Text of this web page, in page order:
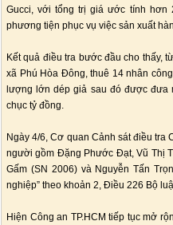
Gucci, với tổng trị giá ước tính hơn
phương tiện phục vụ việc sản xuất
Kết quả điều tra bước đầu cho thấy,
xã Phú Hòa Đông, thuê 14 nhân
lượng lớn dép giả sau đó được đưa
chục tỷ đồng.
Ngày 4/6, Cơ quan Cảnh sát điều tra
người gồm Đặng Phước Đạt, Vũ Thị
Gấm (SN 2006) và Nguyễn Tấn
nghiệp” theo khoản 2, Điều 226 Bộ
Hiện Công an TP.HCM tiếp tục mở